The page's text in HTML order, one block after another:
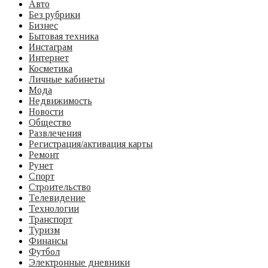
Авто
Без рубрики
Бизнес
Бытовая техника
Инстаграм
Интернет
Косметика
Личные кабинеты
Мода
Недвижимость
Новости
Общество
Развлечения
Регистрация/активация карты
Ремонт
Рунет
Спорт
Строительство
Телевидение
Технологии
Транспорт
Туризм
Финансы
Футбол
Электронные дневники